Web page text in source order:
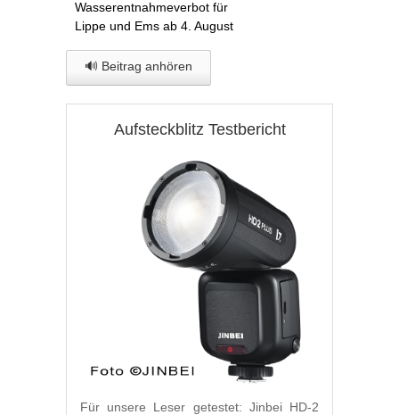
Wasserentnahmeverbot für
Lippe und Ems ab 4. August
🔊 Beitrag anhören
Aufsteckblitz Testbericht
Für unsere Leser getestet: Jinbei HD-2